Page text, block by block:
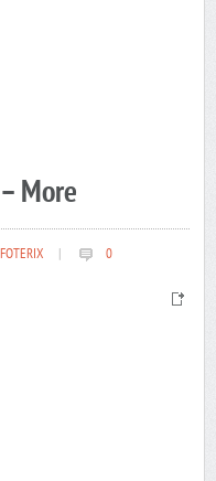
More
FOTERIX 0